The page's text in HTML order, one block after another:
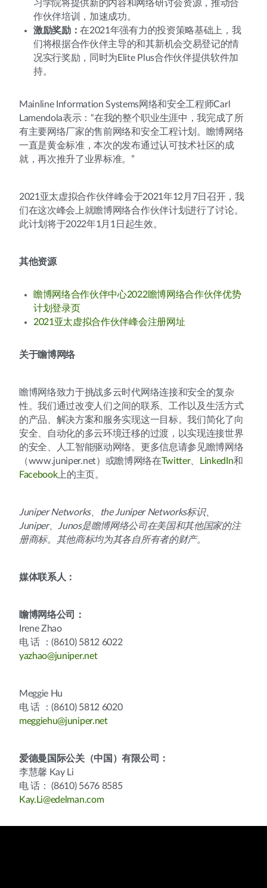
习学院将提供新的内容和网络研讨会资源，推动合
作伙伴培训，加速成功。
激励奖励：在2021年强有力的投资策略基础上，我
们将根据合作伙伴主导的和其新机会交易登记的情
况实行奖励，同时为Elite Plus合作伙伴提供软件加
持。
Mainline Information Systems网络和安全工程师Carl
Lamendola表示：“在我的整个职业生涯中，我完成了所
有主要网络厂家的售前网络和安全工程计划。瞻博网络
一直是黄金标准，本次的发布通过认可技术社区的成
就，再次推升了业界标准。”
2021亚太虚拟合作伙伴峰会于2021年12月7日召开，我
们在这次峰会上就瞻博网络合作伙伴计划进行了讨论。
此计划将于2022年1月1日起生效。
其他资源
瞻博网络合作伙伴中心2022瞻博网络合作伙伴优势
计划登录页
2021亚太虚拟合作伙伴峰会注册网址
关于瞻博网络
瞻博网络致力于挑战多云时代网络连接和安全的复杂
性。我们通过改变人们之间的联系、工作以及生活方式
的产品、解决方案和服务实现这一目标。我们简化了向
安全、自动化的多云环境迁移的过渡，以实现连接世界
的安全、人工智能驱动网络。更多信息请参见瞻博网络
（www.juniper.net）或瞻博网络在Twitter、 LinkedIn和
Facebook上的主页。
Juniper Networks、the Juniper Networks标识、
Juniper、Junos是瞻博网络公司在美国和其他国家的注
册商标。其他商标均为其各自所有者的财产。
媒体联系人：
瞻博网络公司：
Irene Zhao
电 话 ：(8610) 5812 6022
yazhao@juniper.net
Meggie Hu
电 话 ：(8610) 5812 6020
meggiehu@juniper.net
爱德曼国际公关（中国）有限公司：
李慧馨 Kay Li
电 话： (8610) 5676 8585
Kay.Li@edelman.com